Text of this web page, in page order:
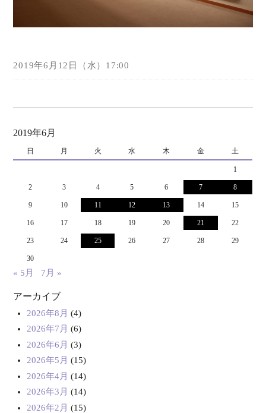
2019年6月12日（水）17:00
2019年6月
日 月 火 水 木 金 土
1
2 3 4 5 6 7 8
9 10 11 12 13 14 15
16 17 18 19 20 21 22
23 24 25 26 27 28 29
30
« 5月 7月 »
アーカイブ
2026年8月 (4)
2026年7月 (6)
2026年6月 (3)
2026年5月 (15)
2026年4月 (14)
2026年3月 (14)
2026年2月 (15)